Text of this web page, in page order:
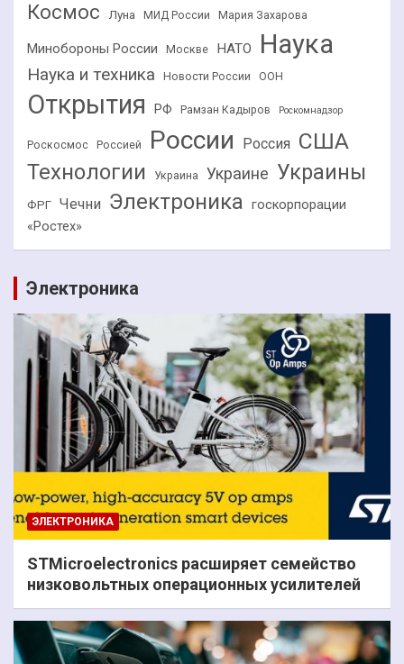
Космос Луна МИД России Мария Захарова
Минобороны России Москве НАТО Наука
Наука и техника Новости России ООН
Открытия РФ Рамзан Кадыров Роскомнадзор
Роскосмос Россией России Россия США
Технологии Украина Украине Украины
ФРГ Чечни Электроника госкорпорации
«Ростех»
Электроника
ЭЛЕКТРОНИКА
STMicroelectronics расширяет семейство
низковольтных операционных усилителей